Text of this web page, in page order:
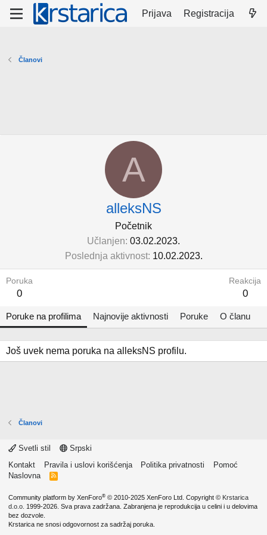
Prijava Registracija
Članovi
A
alleksNS
Početnik
Učlanjen 03.02.2023.
Poslednja aktivnost 10.02.2023.
Poruka
0
Reakcija
0
Poruke na profilima Najnovije aktivnosti Poruke O članu
Još uvek nema poruka na alleksNS profilu.
Članovi
Svetli stil
Srpski
Kontakt
Pravila i uslovi korišćenja Politika privatnosti
Pomoć
Naslovna
R
Community platform by XenForo® © 2010-2025 XenForo Ltd. Copyright © Krstarica
d.o.o. 1999-2026. Sva prava zadržana. Zabranjena je reprodukcija u celini i u delovima
bez dozvole.
Krstarica ne snosi odgovornost za sadržaj poruka.